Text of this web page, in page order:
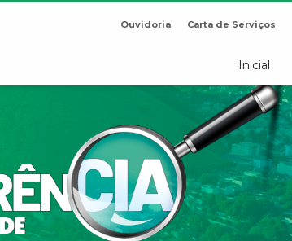
Ouvidoria Carta de Serviços
Inicial